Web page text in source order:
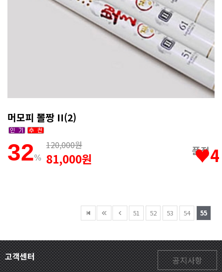
머모피 뽈짱 II(2)
32%
품절
120,000원
81,000원 ♥4
51 52 53 54 55
고객센터
공지사항